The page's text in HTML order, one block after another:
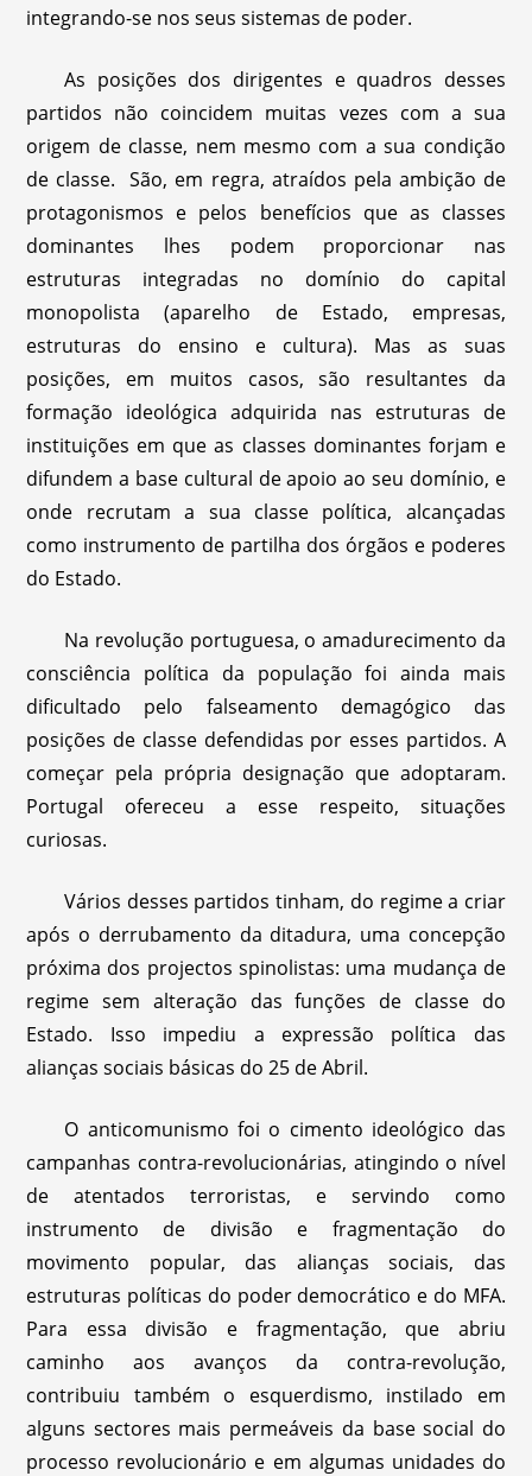
integrando-se nos seus sistemas de poder.
As posições dos dirigentes e quadros desses
partidos não coincidem muitas vezes com a sua
origem de classe, nem mesmo com a sua condição
de classe. São, em regra, atraídos pela ambição de
protagonismos e pelos benefícios que as classes
dominantes lhes podem proporcionar nas
estruturas integradas no domínio do capital
monopolista (aparelho de Estado, empresas,
estruturas do ensino e cultura). Mas as suas
posições, em muitos casos, são resultantes da
formação ideológica adquirida nas estruturas de
instituições em que as classes dominantes forjam e
difundem a base cultural de apoio ao seu domínio, e
onde recrutam a sua classe política, alcançadas
como instrumento de partilha dos órgãos e poderes
do Estado.
Na revolução portuguesa, o amadurecimento da
consciência política da população foi ainda mais
dificultado pelo falseamento demagógico das
posições de classe defendidas por esses partidos. A
começar pela própria designação que adoptaram.
Portugal ofereceu a esse respeito, situações
curiosas.
Vários desses partidos tinham, do regime a criar
após o derrubamento da ditadura, uma concepção
próxima dos projectos spinolistas: uma mudança de
regime sem alteração das funções de classe do
Estado. Isso impediu a expressão política das
alianças sociais básicas do 25 de Abril.
O anticomunismo foi o cimento ideológico das
campanhas contra-revolucionárias, atingindo o nível
de atentados terroristas, e servindo como
instrumento de divisão e fragmentação do
movimento popular, das alianças sociais, das
estruturas políticas do poder democrático e do MFA.
Para essa divisão e fragmentação, que abriu
caminho aos avanços da contra-revolução,
contribuiu também o esquerdismo, instilado em
alguns sectores mais permeáveis da base social do
processo revolucionário e em algumas unidades do